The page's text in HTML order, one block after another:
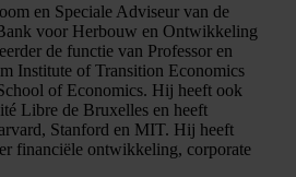
en Speciale Adviseur van de
voor Herbouw en Ontwikkeling
de functie van Professor en
Institute of Transition Economics
of Economics. Hij heeft ook
Libre de Bruxelles en heeft
Stanford en MIT. Hij heeft
financiële ontwikkeling, corporate